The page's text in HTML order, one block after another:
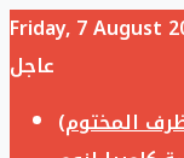
Friday, 7 August
عاجل
المختوم)